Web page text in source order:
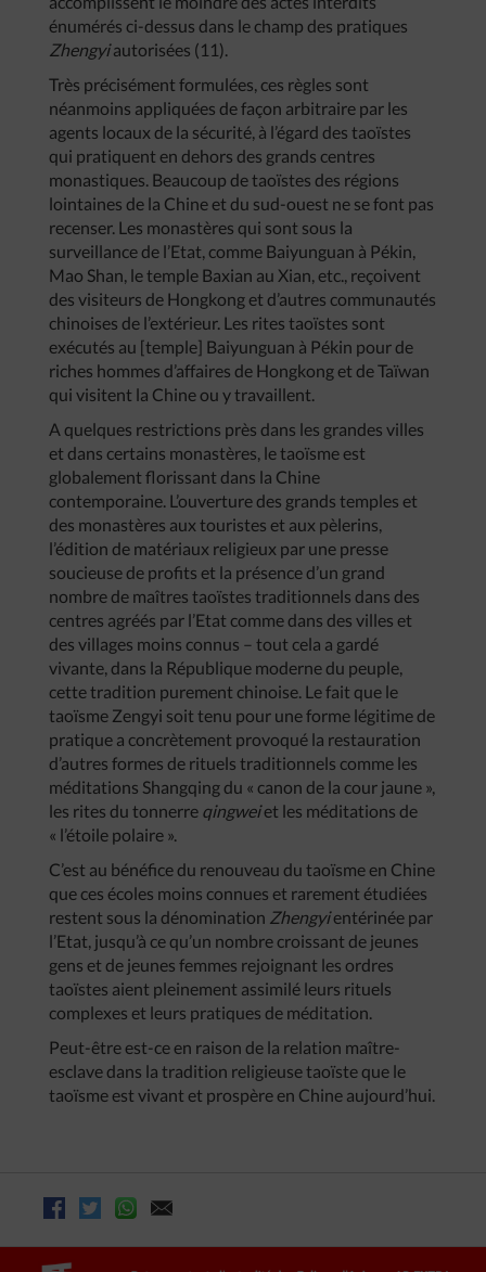
énumérés ci-dessus dans le champ des pratiques
Zhengyiautorisées (11).
Très précisément formulées, ces règles sont
néanmoins appliquées de façon arbitraire par les
agents locaux de la sécurité, à l’égard des taoïstes
qui pratiquent en dehors des grands centres
monastiques. Beaucoup de taoïstes des régions
lointaines de la Chine et du sud-ouest ne se font pas
recenser. Les monastères qui sont sous la
surveillance de l’Etat, comme Baiyunguan à Pékin,
Mao Shan, le temple Baxian au Xian, etc., reçoivent
des visiteurs de Hongkong et d’autres communautés
chinoises de l’extérieur. Les rites taoïstes sont
exécutés au [temple] Baiyunguan à Pékin pour de
riches hommes d’affaires de Hongkong et de Taïwan
qui visitent la Chine ou y travaillent.
A quelques restrictions près dans les grandes villes
et dans certains monastères, le taoïsme est
globalement florissant dans la Chine
contemporaine. L’ouverture des grands temples et
des monastères aux touristes et aux pèlerins,
l’édition de matériaux religieux par une presse
soucieuse de profits et la présence d’un grand
nombre de maîtres taoïstes traditionnels dans des
centres agréés par l’Etat comme dans des villes et
des villages moins connus – tout cela a gardé
vivante, dans la République moderne du peuple,
cette tradition purement chinoise. Le fait que le
taoïsme Zengyi soit tenu pour une forme légitime de
pratique a concrètement provoqué la restauration
d’autres formes de rituels traditionnels comme les
méditations Shangqing du « canon de la cour jaune »,
les rites du tonnerre qingweiet les méditations de
« l’étoile polaire ».
C’est au bénéfice du renouveau du taoïsme en Chine
que ces écoles moins connues et rarement étudiées
restent sous la dénomination Zhengyientérinée par
l’Etat, jusqu’à ce qu’un nombre croissant de jeunes
gens et de jeunes femmes rejoignant les ordres
taoïstes aient pleinement assimilé leurs rituels
complexes et leurs pratiques de méditation.
Peut-être est-ce en raison de la relation maître-
esclave dans la tradition religieuse taoïste que le
taoïsme est vivant et prospère en Chine aujourd’hui.